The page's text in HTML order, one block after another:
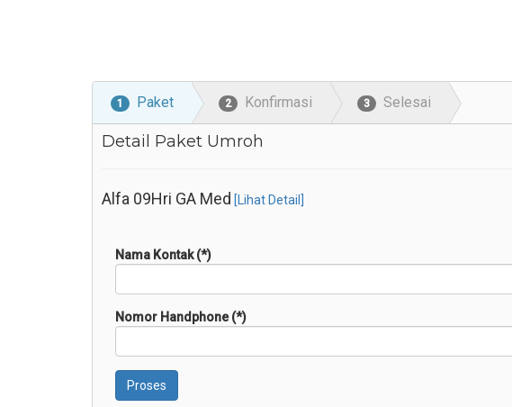
1 Paket 2 Konfirmasi 3 Selesai
Detail Paket Umroh
Alfa 09Hri GA Med [Lihat Detail]
Nama Kontak (*)
Nomor Handphone (*)
Proses